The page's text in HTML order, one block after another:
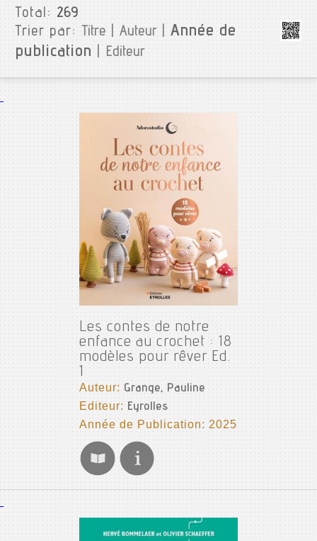
Total:269
Trier par: Titre|Auteur|Année de
publication | Editeur
Les contes de notre
enfance au crochet : 18
modèles pour rêver Ed.
1
Auteur:Grange, Pauline
Editeur: Eyrolles
Année de Publication: 2025